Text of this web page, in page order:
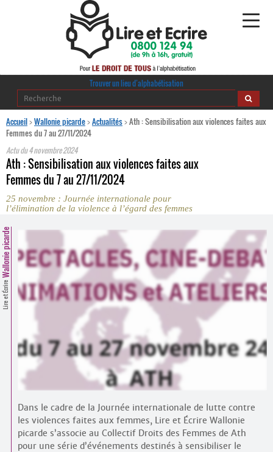
Alphabétisation
·
Ressources pédagogiques
Comprendre et parler
Bienvenue en Belgique
Espace presse
Contacts
Trouver un lieu d’alphabétisation
Trouver un lieu d’alphabétisation
Accueil>Wallonie picarde>Actualités>Ath : Sensibilisation aux violences faites aux
Femmes du 7 au 27/11/2024
Actu du4 novembre 2024
Ath : Sensibilisation aux violences faites aux
Femmes du 7 au 27/11/2024
25 novembre : Journée internationale pour
l’élimination de la violence à l’égard des femmes
Lire et Écrire
Wallonie picarde
Dans le cadre de la Journée internationale de lutte contre
les violences faites aux femmes, Lire et Écrire Wallonie
picarde s’associe au Collectif Droits des Femmes de Ath
pour une série d’événements destinés à sensibiliser le